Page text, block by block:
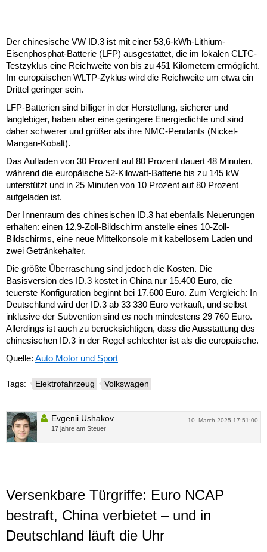
Der chinesische VW ID.3 ist mit einer 53,6-kWh-Lithium-
Eisenphosphat-Batterie (LFP) ausgestattet, die im lokalen CLTC-
Testzyklus eine Reichweite von bis zu 451 Kilometern ermöglicht.
Im europäischen WLTP-Zyklus wird die Reichweite um etwa ein
Drittel geringer sein.
LFP-Batterien sind billiger in der Herstellung, sicherer und
langlebiger, haben aber eine geringere Energiedichte und sind
daher schwerer und größer als ihre NMC-Pendants (Nickel-
Mangan-Kobalt).
Das Aufladen von 30 Prozent auf 80 Prozent dauert 48 Minuten,
während die europäische 52-Kilowatt-Batterie bis zu 145 kW
unterstützt und in 25 Minuten von 10 Prozent auf 80 Prozent
aufgeladen ist.
Der Innenraum des chinesischen ID.3 hat ebenfalls Neuerungen
erhalten: einen 12,9-Zoll-Bildschirm anstelle eines 10-Zoll-
Bildschirms, eine neue Mittelkonsole mit kabellosem Laden und
zwei Getränkehalter.
Die größte Überraschung sind jedoch die Kosten. Die
Basisversion des ID.3 kostet in China nur 15.400 Euro, die
teuerste Konfiguration beginnt bei 17.600 Euro. Zum Vergleich: In
Deutschland wird der ID.3 ab 33 330 Euro verkauft, und selbst
inklusive der Subvention sind es noch mindestens 29 760 Euro.
Allerdings ist auch zu berücksichtigen, dass die Ausstattung des
chinesischen ID.3 in der Regel schlechter ist als die europäische.
Quelle: Auto Motor und Sport
Tags: Elektrofahrzeug Volkswagen
10. March 2025 17:51:00
Evgenii Ushakov
17 jahre am Steuer
Versenkbare Türgriffe: Euro NCAP
bestraft, China verbietet – und in
Deutschland läuft die Uhr